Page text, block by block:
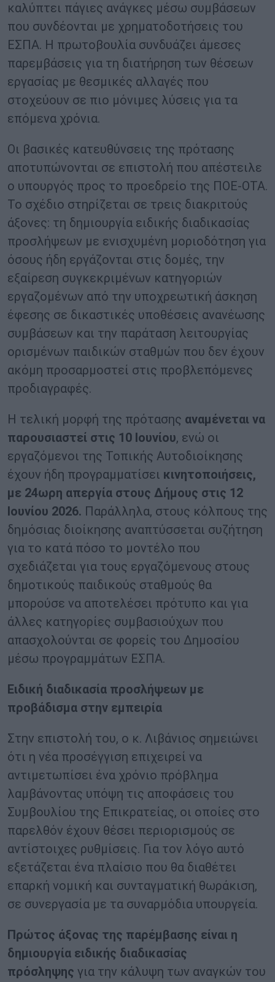
καλύπτει πάγιες ανάγκες μέσω συμβάσεων
που συνδέονται με χρηματοδοτήσεις του
ΕΣΠΑ. Η πρωτοβουλία συνδυάζει άμεσες
παρεμβάσεις για τη διατήρηση των θέσεων
εργασίας με θεσμικές αλλαγές που
στοχεύουν σε πιο μόνιμες λύσεις για τα
επόμενα χρόνια.
Οι βασικές κατευθύνσεις της πρότασης
αποτυπώνονται σε επιστολή που απέστειλε
ο υπουργός προς το προεδρείο της ΠΟΕ-ΟΤΑ.
Το σχέδιο στηρίζεται σε τρεις διακριτούς
άξονες: τη δημιουργία ειδικής διαδικασίας
προσλήψεων με ενισχυμένη μοριοδότηση για
όσους ήδη εργάζονται στις δομές, την
εξαίρεση συγκεκριμένων κατηγοριών
εργαζομένων από την υποχρεωτική άσκηση
έφεσης σε δικαστικές υποθέσεις ανανέωσης
συμβάσεων και την παράταση λειτουργίας
ορισμένων παιδικών σταθμών που δεν έχουν
ακόμη προσαρμοστεί στις προβλεπόμενες
προδιαγραφές.
Η τελική μορφή της πρότασης αναμένεται να
παρουσιαστεί στις 10 Ιουνίου, ενώ οι
εργαζόμενοι της Τοπικής Αυτοδιοίκησης
έχουν ήδη προγραμματίσει κινητοποιήσεις,
με 24ωρη απεργία στους Δήμους στις 12
Ιουνίου 2026. Παράλληλα, στους κόλπους της
δημόσιας διοίκησης αναπτύσσεται συζήτηση
για το κατά πόσο το μοντέλο που
σχεδιάζεται για τους εργαζόμενους στους
δημοτικούς παιδικούς σταθμούς θα
μπορούσε να αποτελέσει πρότυπο και για
άλλες κατηγορίες συμβασιούχων που
απασχολούνται σε φορείς του Δημοσίου
μέσω προγραμμάτων ΕΣΠΑ.
Ειδική διαδικασία προσλήψεων με
προβάδισμα στην εμπειρία
Στην επιστολή του, ο κ. Λιβάνιος σημειώνει
ότι η νέα προσέγγιση επιχειρεί να
αντιμετωπίσει ένα χρόνιο πρόβλημα
λαμβάνοντας υπόψη τις αποφάσεις του
Συμβουλίου της Επικρατείας, οι οποίες στο
παρελθόν έχουν θέσει περιορισμούς σε
αντίστοιχες ρυθμίσεις. Για τον λόγο αυτό
εξετάζεται ένα πλαίσιο που θα διαθέτει
επαρκή νομική και συνταγματική θωράκιση,
σε συνεργασία με τα συναρμόδια υπουργεία.
Πρώτος άξονας της παρέμβασης είναι η
δημιουργία ειδικής διαδικασίας
πρόσληψης για την κάλυψη των αναγκών του